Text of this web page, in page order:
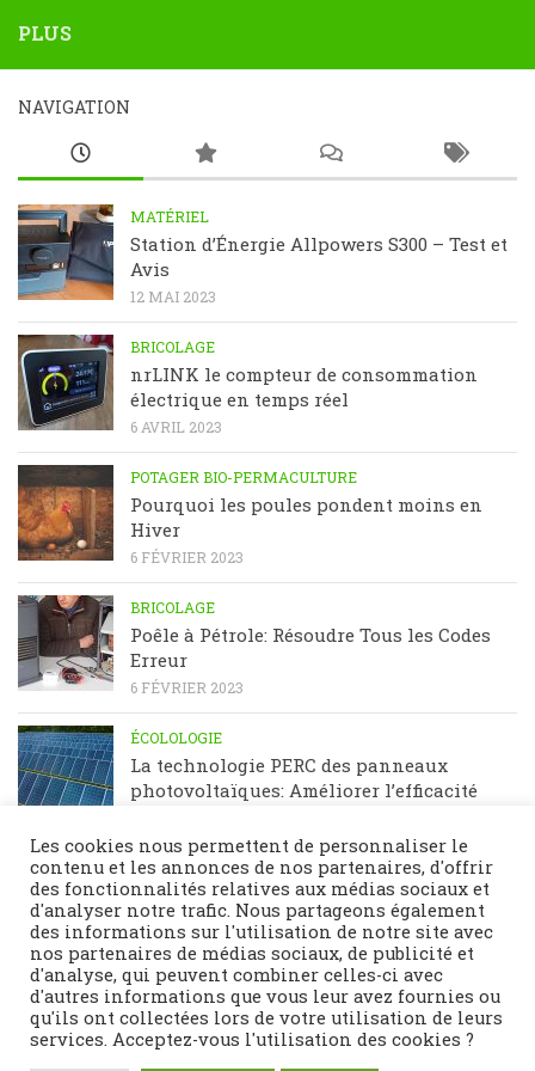
PLUS
NAVIGATION
MATÉRIEL
Station d’Énergie Allpowers S300 – Test et
Avis
12 MAI 2023
BRICOLAGE
nrLINK le compteur de consommation
électrique en temps réel
6 AVRIL 2023
POTAGER BIO-PERMACULTURE
Pourquoi les poules pondent moins en
Hiver
6 FÉVRIER 2023
BRICOLAGE
Poêle à Pétrole: Résoudre Tous les Codes
Erreur
6 FÉVRIER 2023
ÉCOLOLOGIE
La technologie PERC des panneaux
photovoltaïques: Améliorer l’efficacité
23 JANVIER 2023
Les cookies nous permettent de personnaliser le
contenu et les annonces de nos partenaires, d'offrir
des fonctionnalités relatives aux médias sociaux et
d'analyser notre trafic. Nous partageons également
des informations sur l'utilisation de notre site avec
nos partenaires de médias sociaux, de publicité et
d'analyse, qui peuvent combiner celles-ci avec
d'autres informations que vous leur avez fournies ou
qu'ils ont collectées lors de votre utilisation de leurs
services. Acceptez-vous l'utilisation des cookies ?